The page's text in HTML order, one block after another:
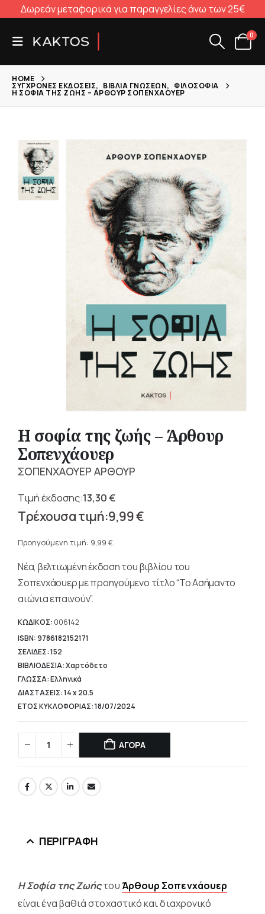
Δωρεάν μεταφορικά για παραγγελίες άνω των 25€
0
HOME
ΣΎΓΧΡΟΝΕΣ ΕΚΔΌΣΕΙΣ, ΒΙΒΛΊΑ ΓΝΏΣΕΩΝ, ΦΙΛΟΣΟΦΊΑ
Η ΣΟΦΊΑ ΤΗΣ ΖΩΉΣ – ΆΡΘΟΥΡ ΣΟΠΕΝΧΆΟΥΕΡ
Η σοφία της ζωής – Άρθουρ
Σοπενχάουερ
ΣΟΠΕΝΧΑΟΥΕΡ ΑΡΘΟΥΡ
13,30€
Original
price
13,30 €.
9,99€
τρέχουσα
είναι:
9,99 €.
Προηγούμενη τιμή: 9,99 €.
Νέα, βελτιωμένη έκδοση του βιβλίου του
Σοπενχάουερ με προηγούμενο τίτλο “Το Ασήμαντο
αιώνια επαινούν”.
ΚΩΔΙΚΟΣ: 006142
ISBN: 9786182152171
ΣΕΛΙΔΕΣ: 152
ΒΙΒΛΙΟΔΕΣΙΑ: Χαρτόδετο
ΓΛΩΣΣΑ: Ελληνικά
ΔΙΑΣΤΑΣΕΙΣ: 14 x 20.5
ΕΤΟΣ ΚΥΚΛΟΦΟΡΙΑΣ: 18/07/2024
ΑΓΟΡΑ
ΠΕΡΙΓΡΑΦΉ
Η Σοφία της Ζωήςτου Άρθουρ Σοπενχάουερ
είναι ένα βαθιά στοχαστικό και διαχρονικό